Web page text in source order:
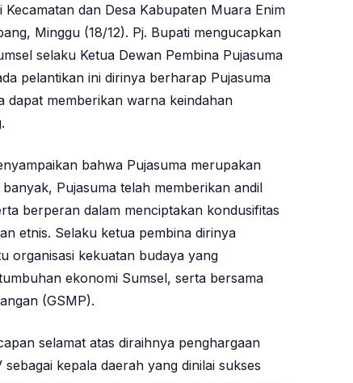
dan Desa Kabupaten Muara Enim
Minggu (18/12). Pj. Bupati mengucapkan
selaku Ketua Dewan Pembina Pujasuma
pelantikan ini dirinya berharap Pujasuma
dapat memberikan warna keindahan
bahwa Pujasuma merupakan
Pujasuma telah memberikan andil
berperan dalam menciptakan kondusifitas
etnis. Selaku ketua pembina dirinya
organisasi kekuatan budaya yang
ekonomi Sumsel, serta bersama
(GSMP).
selamat atas diraihnya penghargaan
kepala daerah yang dinilai sukses